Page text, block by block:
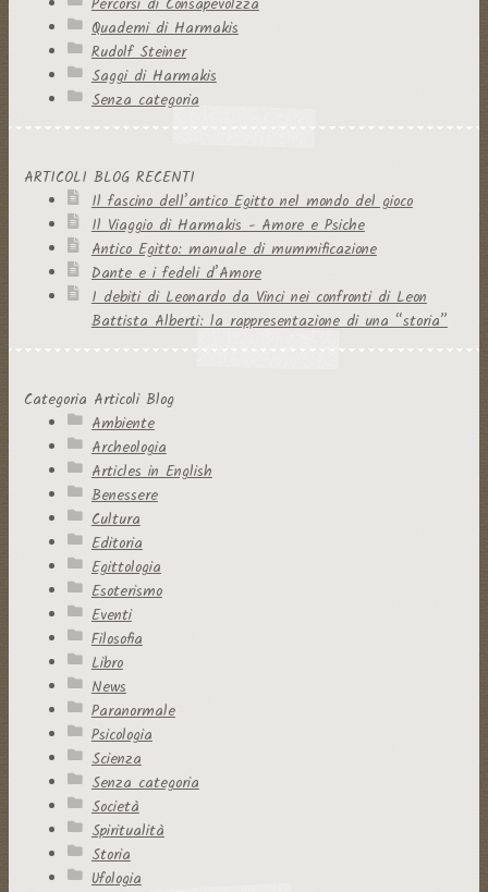
Quaderni di Harmakis
Rudolf Steiner
Saggi di Harmakis
Senza categoria
ARTICOLI BLOG RECENTI
Il fascino dell’antico Egitto nel mondo del gioco
Il Viaggio di Harmakis - Amore e Psiche
Antico Egitto: manuale di mummificazione
Dante e i fedeli d’Amore
I debiti di Leonardo da Vinci nei confronti di Leon
Battista Alberti: la rappresentazione di una “storia”
Categoria Articoli Blog
Ambiente
Archeologia
Articles in English
Benessere
Cultura
Editoria
Egittologia
Esoterismo
Eventi
Filosofia
Libro
News
Paranormale
Psicologia
Scienza
Senza categoria
Società
Spiritualità
Storia
Ufologia